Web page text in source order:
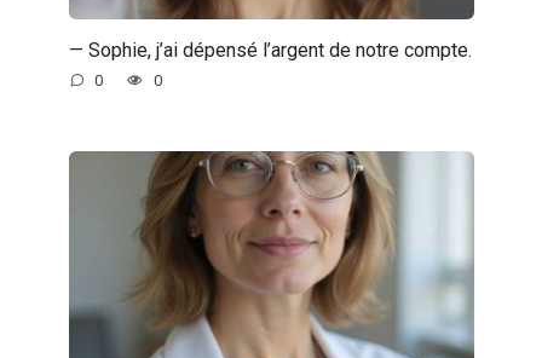
— Sophie, j’ai dépensé l’argent de notre compte.
0 0